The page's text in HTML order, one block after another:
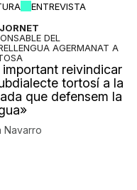
ENTREVISTA
DEL
AGERMANAT A
important reivindicar
tortosí a la
que defensem la
Navarro